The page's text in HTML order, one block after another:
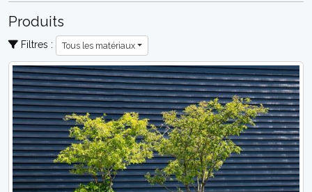
Produits
Filtres : Tous les matériaux